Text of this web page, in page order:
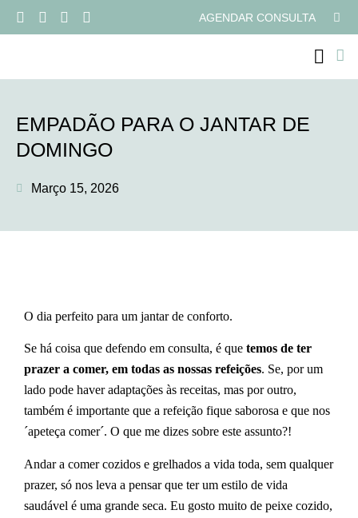
AGENDAR CONSULTA
EMPADÃO PARA O JANTAR DE
DOMINGO
Março 15, 2026
O dia perfeito para um jantar de conforto.
Se há coisa que defendo em consulta, é que temos de ter
prazer a comer, em todas as nossas refeições. Se, por um
lado pode haver adaptações às receitas, mas por outro,
também é importante que a refeição fique saborosa e que nos
´apeteça comer´. O que me dizes sobre este assunto?!
Andar a comer cozidos e grelhados a vida toda, sem qualquer
prazer, só nos leva a pensar que ter um estilo de vida
saudável é uma grande seca. Eu gosto muito de peixe cozido,